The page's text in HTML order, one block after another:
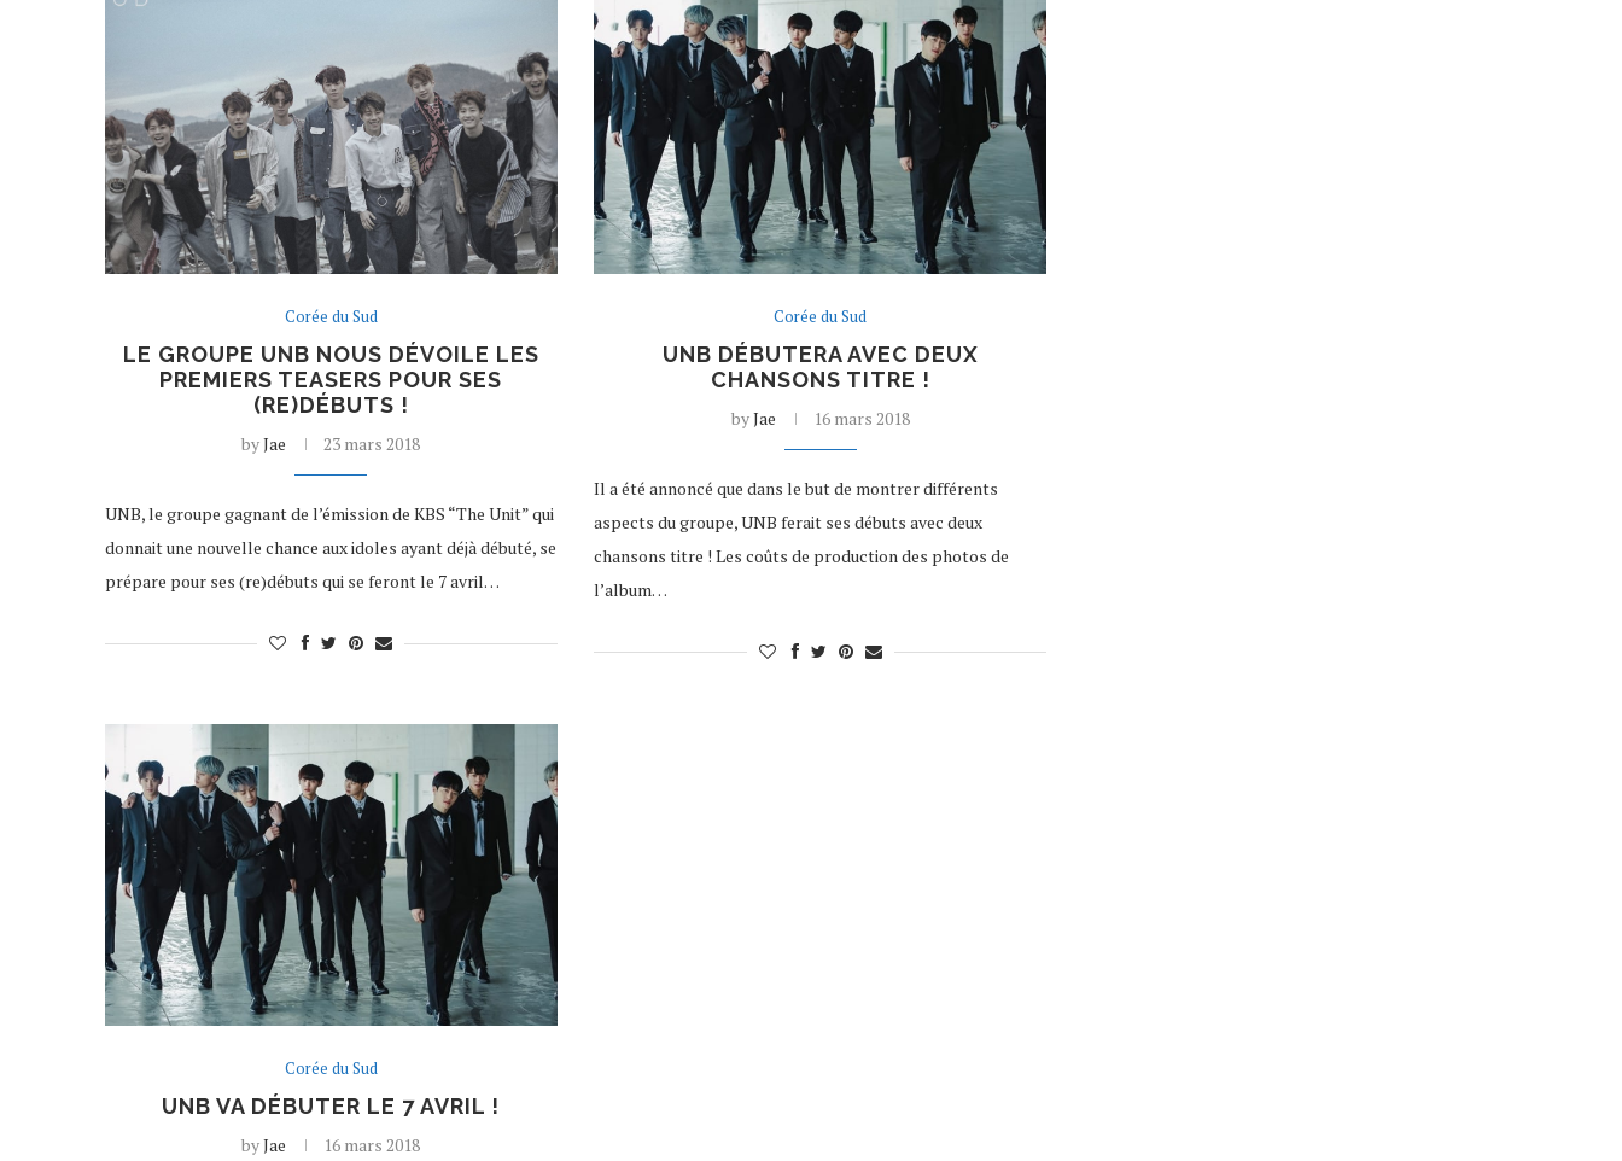
Corée du Sud
LE GROUPE UNB NOUS DÉVOILE LES
PREMIERS TEASERS POUR SES
(RE)DÉBUTS !
byJae 23 mars 2018
UNB, le groupe gagnant de l’émission de KBS “The Unit” qui
donnait une nouvelle chance aux idoles ayant déjà débuté, se
prépare pour ses (re)débuts qui se feront le 7 avril…
Corée du Sud
UNB DÉBUTERA AVEC DEUX
CHANSONS TITRE !
byJae 16 mars 2018
Il a été annoncé que dans le but de montrer différents
aspects du groupe, UNB ferait ses débuts avec deux
chansons titre ! Les coûts de production des photos de
l’album…
Corée du Sud
UNB VA DÉBUTER LE 7 AVRIL !
byJae 16 mars 2018